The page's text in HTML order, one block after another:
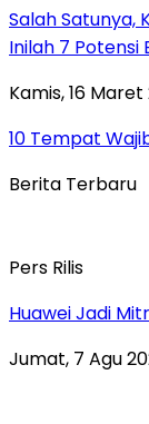
Salah Satunya,
Inilah 7 Potensi
Kamis, 16
10 Tempat
Berita Terbaru
Pers Rilis
Huawei Jadi
Jumat, 7 Agu